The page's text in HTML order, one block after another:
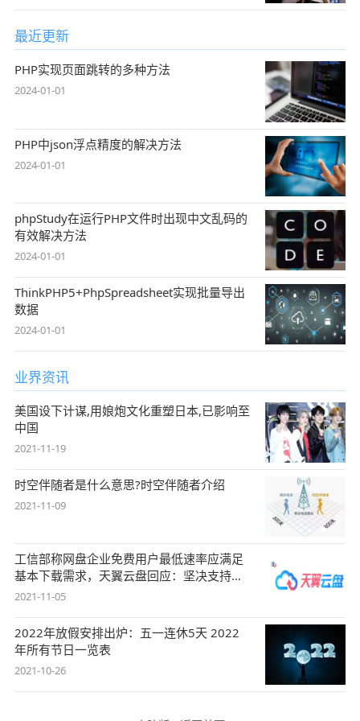
最近更新
PHP实现页面跳转的多种方法
2024-01-01
PHP中json浮点精度的解决方法
2024-01-01
phpStudy在运行PHP文件时出现中文乱码的
有效解决方法
2024-01-01
ThinkPHP5+PhpSpreadsheet实现批量导出
数据
2024-01-01
业界资讯
美国设下计谋,用娘炮文化重塑日本,已影响至
中国
2021-11-19
时空伴随者是什么意思?时空伴随者介绍
2021-11-09
工信部称网盘企业免费用户最低速率应满足
基本下载需求，天翼云盘回应：坚决支持，
始终
2021-11-05
2022年放假安排出炉：五一连休5天 2022
年所有节日一览表
2021-10-26